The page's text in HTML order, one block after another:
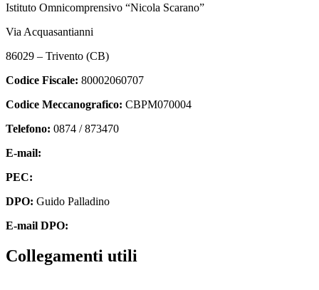
Istituto Omnicomprensivo “Nicola Scarano”
Via Acquasantianni
86029 – Trivento (CB)
Codice Fiscale: 80002060707
Codice Meccanografico: CBPM070004
Telefono: 0874 / 873470
E-mail:
PEC:
DPO: Guido Palladino
E-mail DPO:
Collegamenti utili